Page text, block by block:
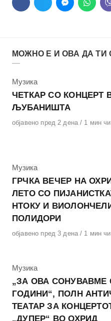
МОЖНО Е И ОВА ДА ТИ
КАтегорија
Музика
ЧЕТКАР СО КОНЦЕРТ
ЉУБАНИШТА
Објавено
објавено пред 2 дена 1 мин
КАтегорија
Музика
ГРЧКА ВЕЧЕР НА
ЛЕТО СО
НТОКУ И
ПОЛИДОРИ
Објавено
објавено пред 3 дена 1 мин
КАтегорија
Музика
„ЗА ОВА СОНУВАВМЕ
ГОДИНИ“, ПОЛН
ТЕАТАР ЗА
„ДУПЕР“ ВО ОХРИД